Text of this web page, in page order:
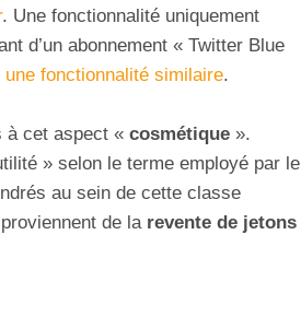
. Une fonctionnalité uniquement
d’un abonnement « Twitter Blue
une fonctionnalité similaire.
à cet aspect « cosmétique ».
» selon le terme employé par le
au sein de cette classe
de larevente de jetons